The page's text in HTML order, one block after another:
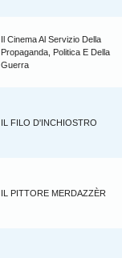
Il Cinema Al Servizio Della
Propaganda, Politica E Della
Guerra
IL FILO D'INCHIOSTRO
IL PITTORE MERDAZZÈR